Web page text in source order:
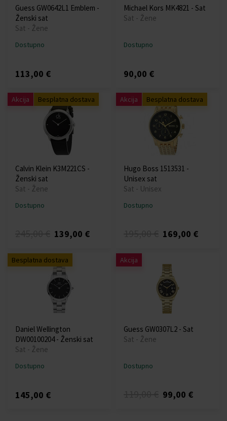
Guess GW0642L1 Emblem -
Ženski sat
Sat - Žene
Dostupno
113,00 €
Michael Kors MK4821 - Sat
Sat - Žene
Dostupno
90,00 €
Akcija Besplatna dostava
Calvin Klein K3M221CS -
Ženski sat
Sat - Žene
Dostupno
139,00 €
Akcija Besplatna dostava
Hugo Boss 1513531 -
Unisex sat
Sat - Unisex
Dostupno
169,00 €
Besplatna dostava
Daniel Wellington
DW00100204 - Ženski sat
Sat - Žene
Dostupno
145,00 €
Akcija
Guess GW0307L2 - Sat
Sat - Žene
Dostupno
99,00 €